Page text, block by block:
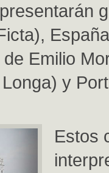
Emilio
y
Estos